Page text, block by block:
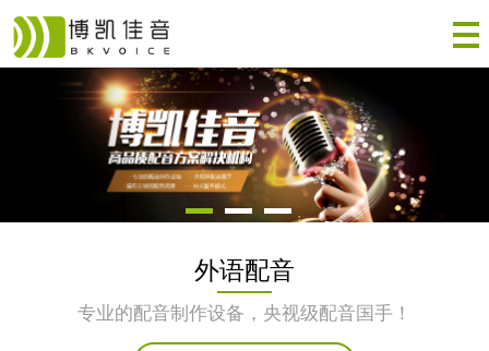
外语配音
专业的配音制作设备，央视级配音国手！